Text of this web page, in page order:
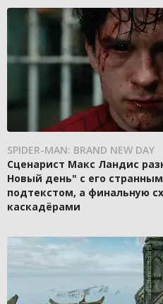
SPIDER-MAN: BRAND NEW DAY
Сценарист Макс Ландис
Новый день" с его
подтекстом, а финальную
каскадёрами